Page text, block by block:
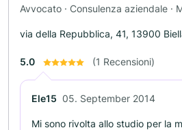
Avvocato · Consulenza aziendale ·
via della Repubblica, 41, 13900
5.0 (1 Recensioni)
Ele15 05. September 2014
Mi sono rivolta allo studio per la